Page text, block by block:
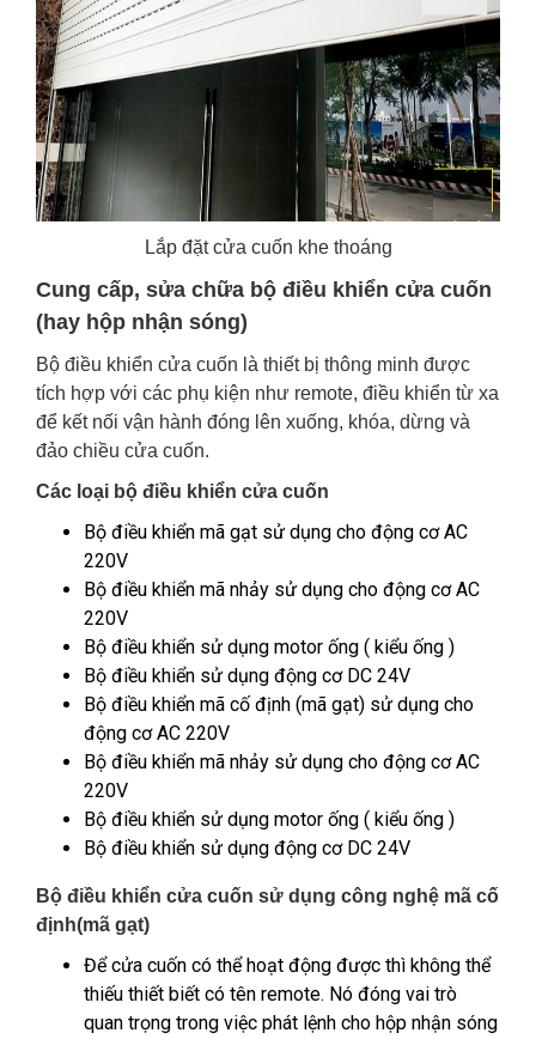
Lắp đặt cửa cuốn khe thoáng
Cung cấp, sửa chữa bộ điều khiển cửa cuốn
(hay hộp nhận sóng)
Bộ điều khiển cửa cuốn là thiết bị thông minh được
tích hợp với các phụ kiện như remote, điều khiển từ xa
để kết nối vận hành đóng lên xuống, khóa, dừng và
đảo chiều cửa cuốn.
Các loại bộ điều khiển cửa cuốn
Bộ điều khiển mã gạt sử dụng cho động cơ AC
220V
Bộ điều khiển mã nhảy sử dụng cho động cơ AC
220V
Bộ điều khiển sử dụng motor ống ( kiểu ống )
Bộ điều khiển sử dụng động cơ DC 24V
Bộ điều khiển mã cố định (mã gạt) sử dụng cho
động cơ AC 220V
Bộ điều khiển mã nhảy sử dụng cho động cơ AC
220V
Bộ điều khiển sử dụng motor ống ( kiểu ống )
Bộ điều khiển sử dụng động cơ DC 24V
Bộ điều khiển cửa cuốn sử dụng công nghệ mã cố
định(mã gạt)
Để cửa cuốn có thể hoạt động được thì không thể
thiếu thiết biết có tên remote. Nó đóng vai trò
quan trọng trong việc phát lệnh cho hộp nhận sóng